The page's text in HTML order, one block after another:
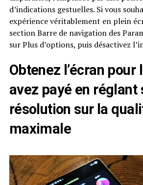
d’indications gestuelles. Si vous
expérience véritablement en plein
section Barre de navigation des
sur Plus d’options, puis désactivez
Obtenez l’écran pour
avez payé en réglant
résolution sur la
maximale